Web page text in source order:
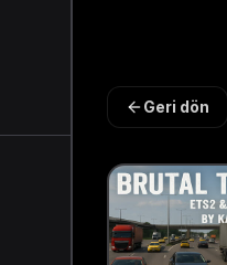
Geri dön